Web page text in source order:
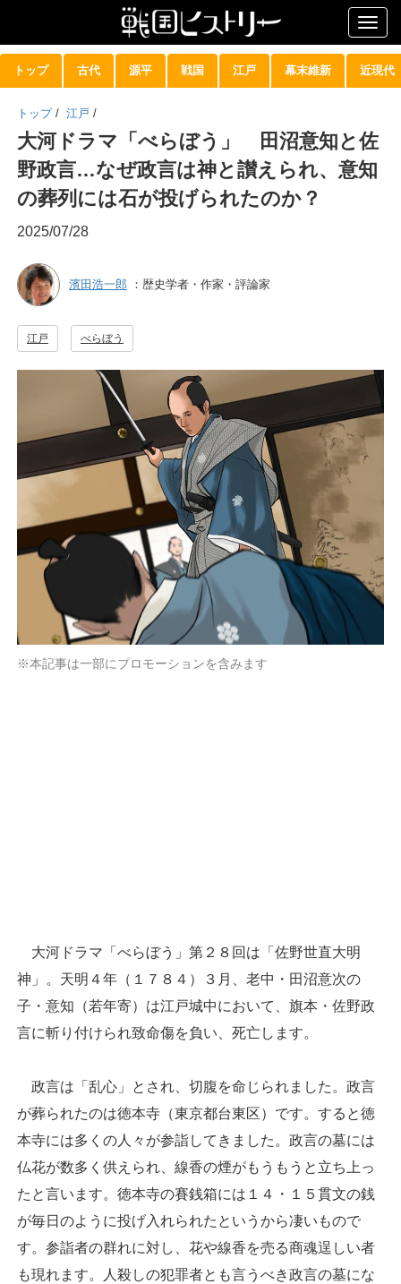
トップ 古代 源平 戦国 江戸 幕末維新 近現代
トップ / 江戸 /
大河ドラマ「べらぼう」 田沼意知と佐
野政言…なぜ政言は神と讃えられ、意知
の葬列には石が投げられたのか？
2025/07/28
濱田浩一郎 ：歴史学者・作家・評論家
江戸 べらぼう
※本記事は一部にプロモーションを含みます
大河ドラマ「べらぼう」第２８回は「佐野世直大明
神」。天明４年（１７８４）３月、老中・田沼意次の
子・意知（若年寄）は江戸城中において、旗本・佐野政
言に斬り付けられ致命傷を負い、死亡します。
政言は「乱心」とされ、切腹を命じられました。政言
が葬られたのは徳本寺（東京都台東区）です。すると徳
本寺には多くの人々が参詣してきました。政言の墓には
仏花が数多く供えられ、線香の煙がもうもうと立ち上っ
たと言います。徳本寺の賽銭箱には１４・１５貫文の銭
が毎日のように投げ入れられたというから凄いもので
す。参詣者の群れに対し、花や線香を売る商魂逞しい者
も現れます。人殺しの犯罪者とも言うべき政言の墓にな